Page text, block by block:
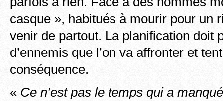
casque », habitués à mourir pour un
venir de partout. La planification doit
d’ennemis que l’on va affronter et
conséquence.
« Ce n’est pas le temps qui a